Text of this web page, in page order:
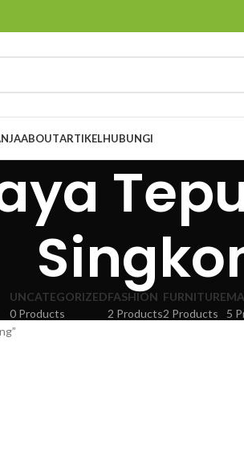
ABOUTARTIKELHUBUNGI
UNCATEGORIZED
0 Products
FASHION
2 Products
FURNITURE
2 Products
5